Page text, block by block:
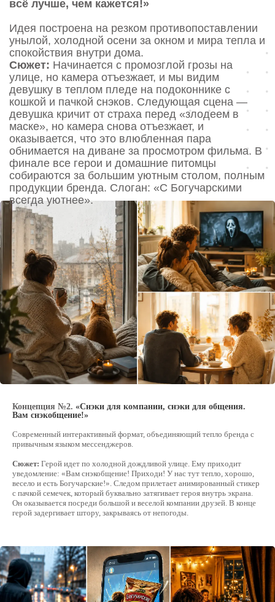
Концепция №2. «Снэки для компании, снэки для общения.
Вам снэкобщение!»
Современный интерактивный формат, объединяющий тепло бренда с
привычным языком мессенджеров.
Сюжет: Герой идет по холодной дождливой улице. Ему приходит
уведомление: «Вам снэкобщение! Приходи! У нас тут тепло, хорошо,
весело и есть Богучарские!». Следом прилетает анимированный стикер
с пачкой семечек, который буквально затягивает героя внутрь экрана.
Он оказывается посреди большой и веселой компании друзей. В конце
герой задергивает штору, закрываясь от непогоды.
Выбор клиента и оптимизация
Клиент выбрал Концепцию №1
«Контрасты» за ее душевность.При
доработке сценария мы отказались от
пугающего «маньяка» в маске, сочтя его
слишком холодным для семейного бренда.
Вместо него создали милого «призрака» из
простыни в духе всеми любимого
дружелюбного привидения. Это сохранило
теплую атмосферу и добавило ролику
Привидение, которое знают
все!
маске мы добавили в сюжет
героя, вдохновленного всеми
знакомым дружелюбным
привидением. Это сохранило
теплую атмосферу ролика и
добавило ему доброго юмора.
2 шаг
Раскадровка и покраска
3 шаг